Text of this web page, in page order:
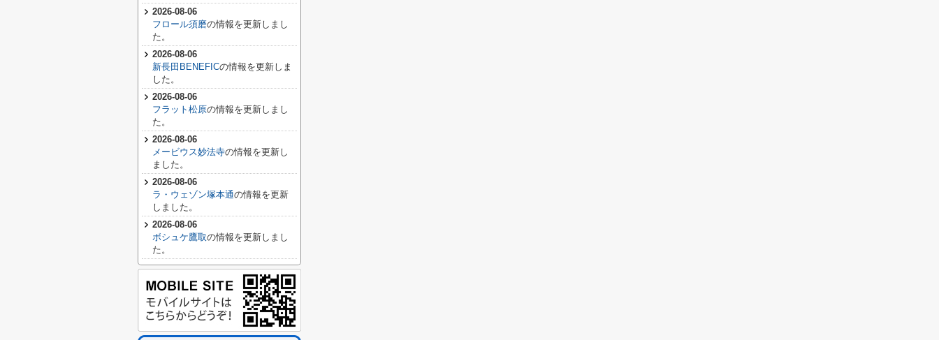
2026-08-06
フロール須磨の情報を更新しまし
た。
2026-08-06
新長田BENEFICの情報を更新しま
した。
2026-08-06
フラット松原の情報を更新しまし
た。
2026-08-06
メービウス妙法寺の情報を更新し
ました。
2026-08-06
ラ・ウェゾン塚本通の情報を更新
しました。
2026-08-06
ボシュケ鷹取の情報を更新しまし
た。